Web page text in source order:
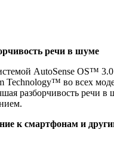
речи в шуме
AutoSense OS™ 3.0
Technology™ во всех
разборчивость речи
к смартфонам и